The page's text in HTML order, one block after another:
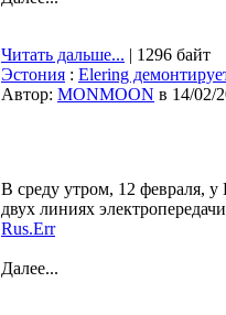
Читать дальше... | 1296 байт
Эстония : Elering
Автор: MONMOON в 14/02/
В среду утром, 12 февраля,
двух линиях
Rus.Err
Далее...